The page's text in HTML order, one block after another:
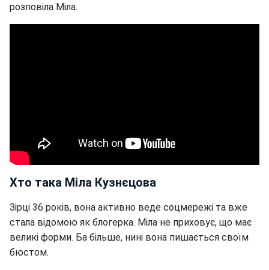
розповіла Міла.
Хто така Міла Кузнєцова
Зірці 36 років, вона активно веде соцмережі та вже
стала відомою як блогерка. Міла не приховує, що має
великі форми. Ба більше, нині вона пишається своїм
бюстом.